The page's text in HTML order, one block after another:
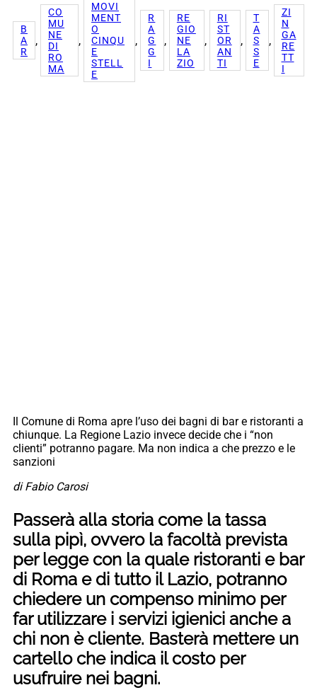
B
A
R
,
CO
MU
NE
DI
RO
MA
,
MOVI
MENT
O
CINQU
E
STELL
E
,
R
A
G
G
I
,
RE
GIO
NE
LA
ZIO
,
RI
ST
OR
AN
TI
,
T
A
S
S
E
,
ZI
N
GA
RE
TT
I
Il Comune di Roma apre l’uso dei bagni di bar e ristoranti a
chiunque. La Regione Lazio invece decide che i “non
clienti” potranno pagare. Ma non indica a che prezzo e le
sanzioni
di Fabio Carosi
Passerà alla storia come la tassa
sulla pipì, ovvero la facoltà prevista
per legge con la quale ristoranti e bar
di Roma e di tutto il Lazio, potranno
chiedere un compenso minimo per
far utilizzare i servizi igienici anche a
chi non è cliente. Basterà mettere un
cartello che indica il costo per
usufruire nei bagni.